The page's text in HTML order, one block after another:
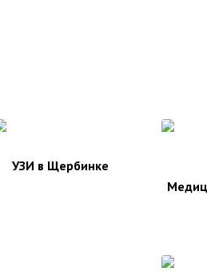
УЗИ в Щербинке